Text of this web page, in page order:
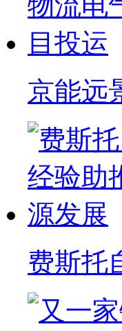
京能远
费斯托